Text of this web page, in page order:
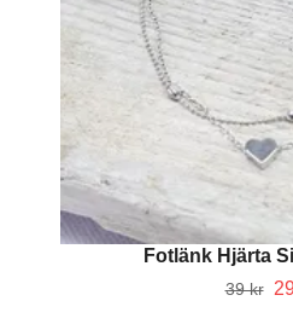
Fotlänk Hjärta
39 kr